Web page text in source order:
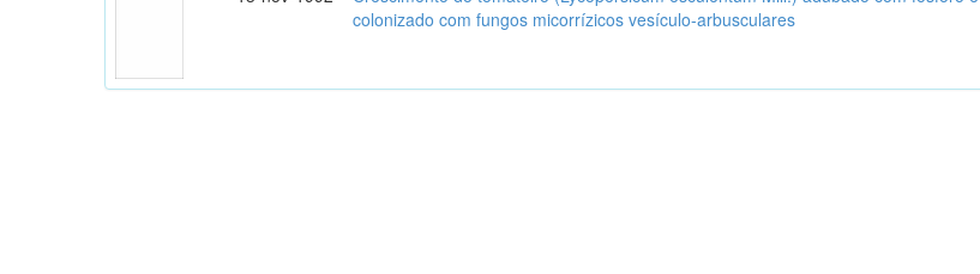
colonizado com fungos micorrízicos vesículo-arbusculares